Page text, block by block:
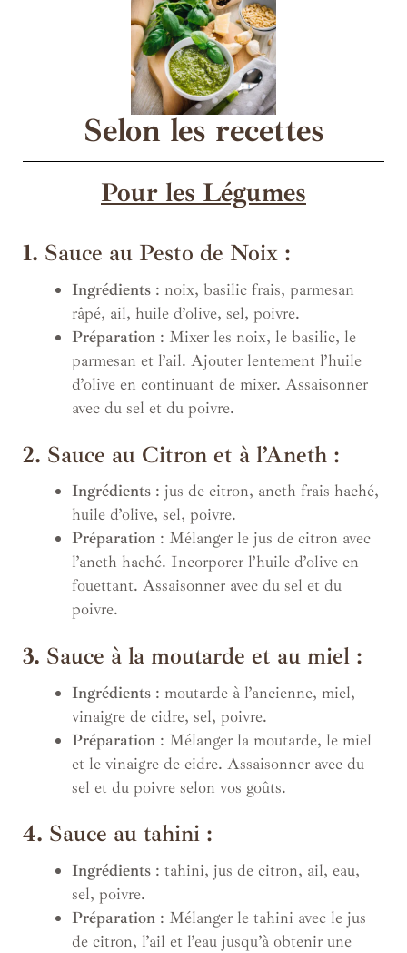
Selon les recettes
Pour les Légumes
1. Sauce au Pesto de Noix :
Ingrédients : noix, basilic frais, parmesan
râpé, ail, huile d’olive, sel, poivre.
Préparation : Mixer les noix, le basilic, le
parmesan et l’ail. Ajouter lentement l’huile
d’olive en continuant de mixer. Assaisonner
avec du sel et du poivre.
2. Sauce au Citron et à l’Aneth :
Ingrédients : jus de citron, aneth frais haché,
huile d’olive, sel, poivre.
Préparation : Mélanger le jus de citron avec
l’aneth haché. Incorporer l’huile d’olive en
fouettant. Assaisonner avec du sel et du
poivre.
3. Sauce à la moutarde et au miel :
Ingrédients : moutarde à l’ancienne, miel,
vinaigre de cidre, sel, poivre.
Préparation : Mélanger la moutarde, le miel
et le vinaigre de cidre. Assaisonner avec du
sel et du poivre selon vos goûts.
4. Sauce au tahini :
Ingrédients : tahini, jus de citron, ail, eau,
sel, poivre.
Préparation : Mélanger le tahini avec le jus
de citron, l’ail et l’eau jusqu’à obtenir une